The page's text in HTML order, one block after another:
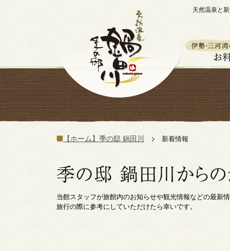
天然温泉と
【ホーム】季の邸 鍋田川 新着情報
当館スタッフが旅館内のお知らせや観光情報などの最新
旅行の際に参考にしていただけたら幸いです。